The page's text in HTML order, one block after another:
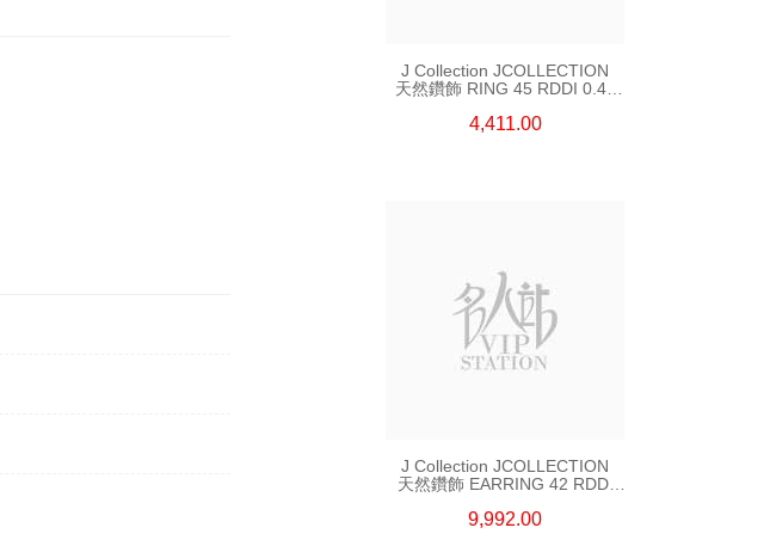
J Collection JCOLLECTION
天然鑽飾 RING 45 RDDI 0.48
4,411.00
J Collection JCOLLECTION
天然鑽飾 EARRING 42 RDDI
9,992.00